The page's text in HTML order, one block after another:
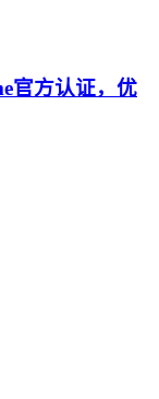
官方认证，优